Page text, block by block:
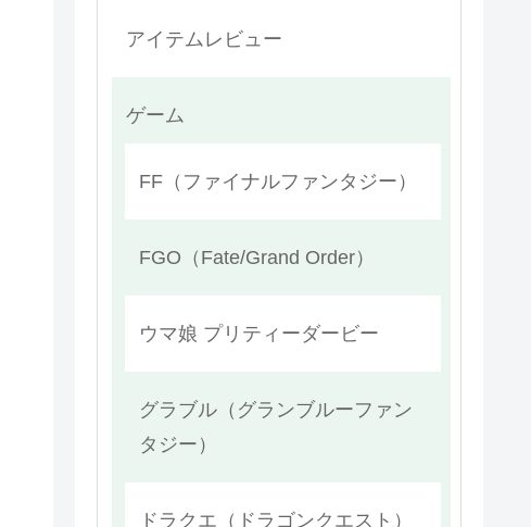
アイテムレビュー
ゲーム
FF（ファイナルファンタジー）
FGO（Fate/Grand Order）
ウマ娘 プリティーダービー
グラブル（グランブルーファン
タジー）
ドラクエ（ドラゴンクエスト）